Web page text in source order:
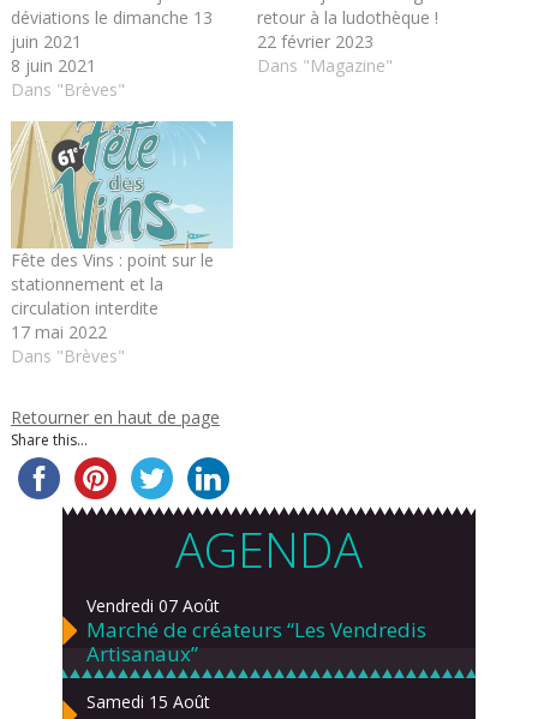
déviations le dimanche 13
juin 2021
8 juin 2021
Dans "Brèves"
retour à la ludothèque !
22 février 2023
Dans "Magazine"
Fête des Vins : point sur le
stationnement et la
circulation interdite
17 mai 2022
Dans "Brèves"
Retourner en haut de page
Share this...
AGENDA
Vendredi 07 Août
Marché de créateurs “Les Vendredis
Artisanaux”
Samedi 15 Août